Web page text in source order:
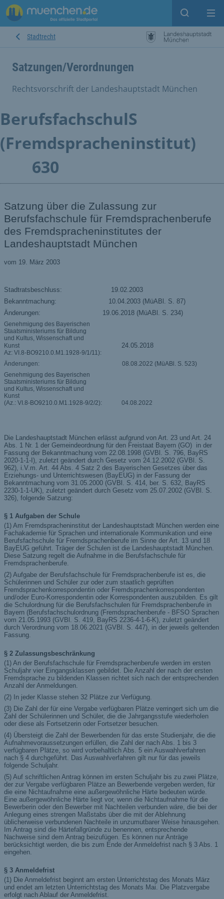
Suche
Stadtrecht
Satzungen/Verordnungen
Rechtsvorschrift der Landeshauptstadt München
BerufsfachschulS
(Fremdspracheninstitut)
630